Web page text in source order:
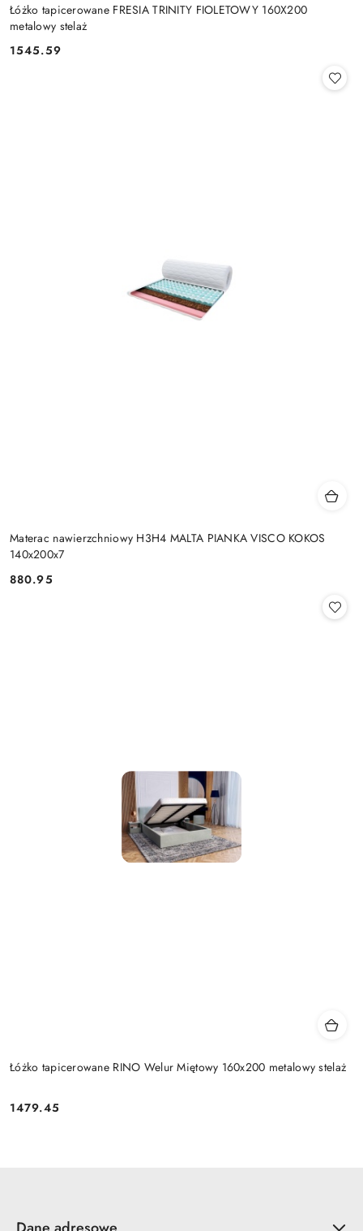
Łóżko tapicerowane FRESIA TRINITY FIOLETOWY 160X200
metalowy stelaż
Cena:
1545.59
Materac nawierzchniowy H3H4 MALTA PIANKA VISCO KOKOS
140x200x7
Cena:
880.95
Łóżko tapicerowane RINO Welur Miętowy 160x200 metalowy stelaż
Cena:
1479.45